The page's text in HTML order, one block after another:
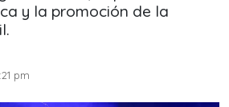
y la promoción de la
pm